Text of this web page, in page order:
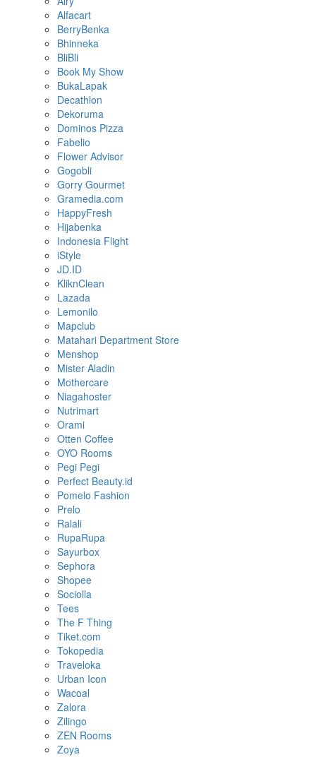
Alfacart
BerryBenka
Bhinneka
BliBli
Book My Show
BukaLapak
Decathlon
Dekoruma
Dominos Pizza
Fabelio
Flower Advisor
Gogobli
Gorry Gourmet
Gramedia.com
HappyFresh
Hijabenka
Indonesia Flight
iStyle
JD.ID
KliknClean
Lazada
Lemonilo
Mapclub
Matahari Department Store
Menshop
Mister Aladin
Mothercare
Niagahoster
Nutrimart
Orami
Otten Coffee
OYO Rooms
Pegi Pegi
Perfect Beauty.id
Pomelo Fashion
Prelo
Ralali
RupaRupa
Sayurbox
Sephora
Shopee
Sociolla
Tees
The F Thing
Tiket.com
Tokopedia
Traveloka
Urban Icon
Wacoal
Zalora
Zilingo
ZEN Rooms
Zoya